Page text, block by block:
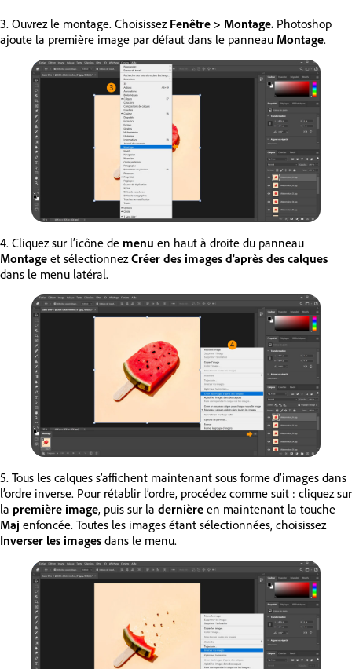
3. Ouvrez le montage. Choisissez Fenêtre > Montage. Photoshop
ajoute la première image par défaut dans le panneau Montage.
4. Cliquez sur l’icône de menu en haut à droite du panneau
Montage et sélectionnezCréer des images d'après des calques
dans le menu latéral.
5. Tous les calques s’affichent maintenant sous forme d’images dans
l’ordre inverse. Pour rétablir l’ordre, procédez comme suit : cliquez sur
la première image, puis sur la dernière en maintenant la touche
Maj enfoncée. Toutes les images étant sélectionnées, choisissez
Inverser les images dans le menu.